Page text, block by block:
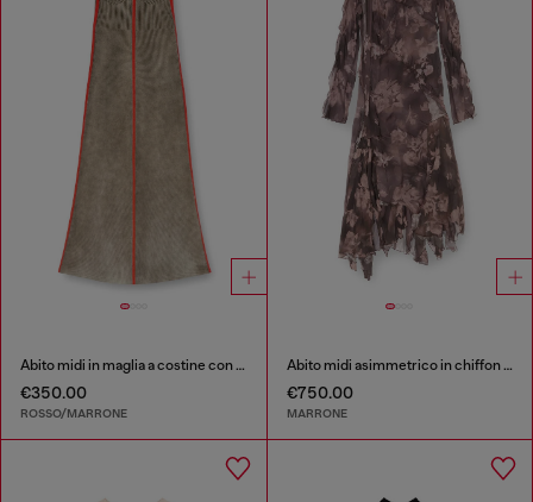
Abito midi in maglia a costine con bande a contrasto
€350.00
ROSSO/MARRONE
Abito midi asimmetrico in chiffon e crêpe di seta
€750.00
MARRONE